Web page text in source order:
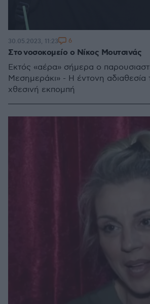
Στο νοσοκομείο ο Νίκος Μουτσινάς
Εκτός «αέρα» σήμερα ο
Μεσημεράκι» - Η έντονη αδιαθεσία
χθεσινή εκπομπή
30.05.2023, 11:23 6